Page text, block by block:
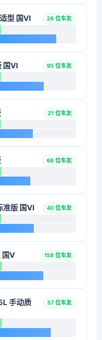
型 国VI 26 位车友
国VI 95 位车友
21 位车友
68 位车友
准版 国VI 40 位车友
国V 158 位车友
手动质
57 位车友